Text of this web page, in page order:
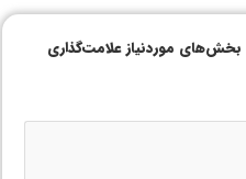
بخش‌های موردنیاز علامت‌گذاری